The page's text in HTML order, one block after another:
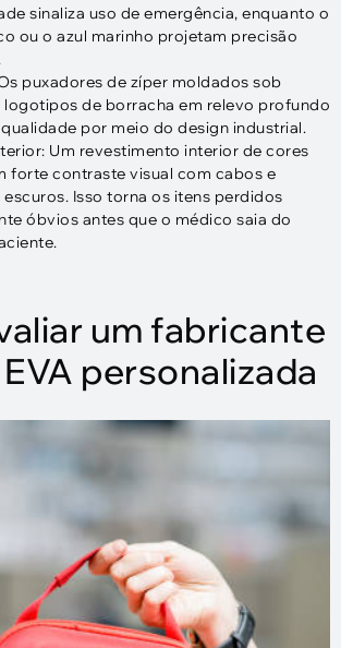
sinaliza uso de emergência, enquanto o
ou o azul marinho projetam precisão
puxadores de zíper moldados sob
logotipos de borracha em relevo profundo
por meio do design industrial.
Um revestimento interior de cores
forte contraste visual com cabos e
Isso torna os itens perdidos
óbvios antes que o médico saia do
um fabricante
personalizada